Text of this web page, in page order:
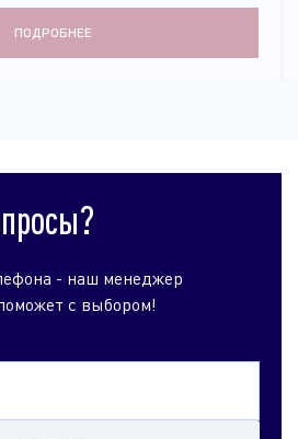
ПОДРОБНЕЕ
- наш менеджер
с выбором!